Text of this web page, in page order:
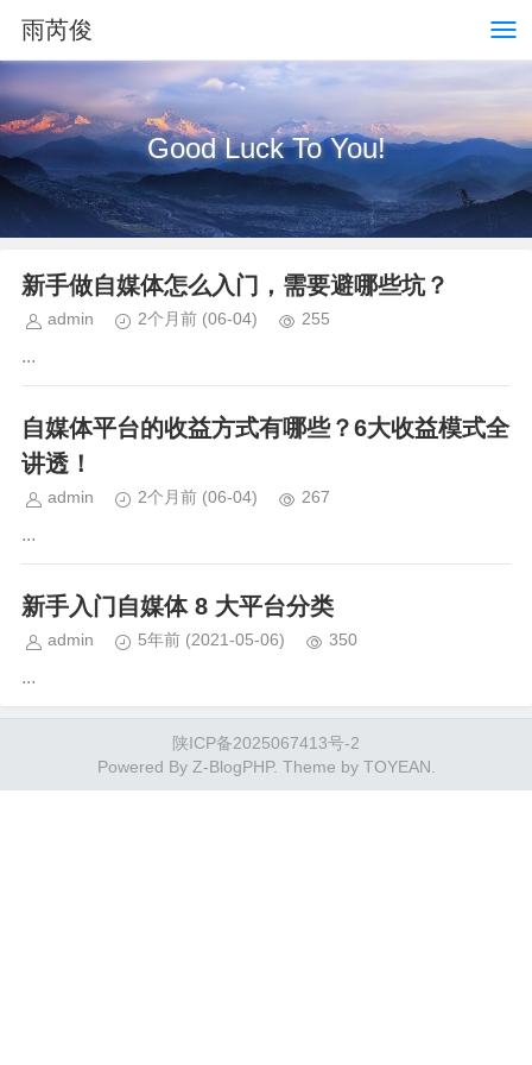
雨芮俊
Good Luck To You!
新手做自媒体怎么入门，需要避哪些坑？
admin 2个月前 (06-04) 255
...
自媒体平台的收益方式有哪些？6大收益模式全
讲透！
admin 2个月前 (06-04) 267
...
新手入门自媒体 8 大平台分类
admin 5年前 (2021-05-06) 350
...
陕ICP备2025067413号-2
Powered By Z-BlogPHP. Theme by TOYEAN